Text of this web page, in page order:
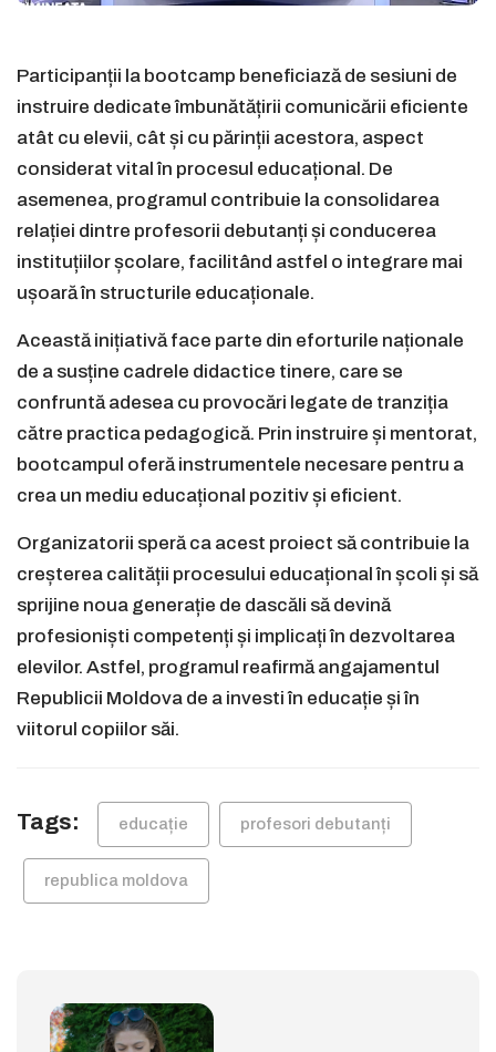
Participanții la bootcamp beneficiază de sesiuni de
instruire dedicate îmbunătățirii comunicării eficiente
atât cu elevii, cât și cu părinții acestora, aspect
considerat vital în procesul educațional. De
asemenea, programul contribuie la consolidarea
relației dintre profesorii debutanți și conducerea
instituțiilor școlare, facilitând astfel o integrare mai
ușoară în structurile educaționale.
Această inițiativă face parte din eforturile naționale
de a susține cadrele didactice tinere, care se
confruntă adesea cu provocări legate de tranziția
către practica pedagogică. Prin instruire și mentorat,
bootcampul oferă instrumentele necesare pentru a
crea un mediu educațional pozitiv și eficient.
Organizatorii speră ca acest proiect să contribuie la
creșterea calității procesului educațional în școli și să
sprijine noua generație de dascăli să devină
profesioniști competenți și implicați în dezvoltarea
elevilor. Astfel, programul reafirmă angajamentul
Republicii Moldova de a investi în educație și în
viitorul copiilor săi.
Tags: educație profesori debutanți
republica moldova